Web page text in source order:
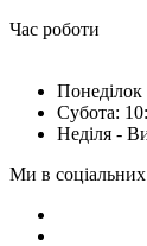
Час роботи
Субота:
Неділя -
Ми в